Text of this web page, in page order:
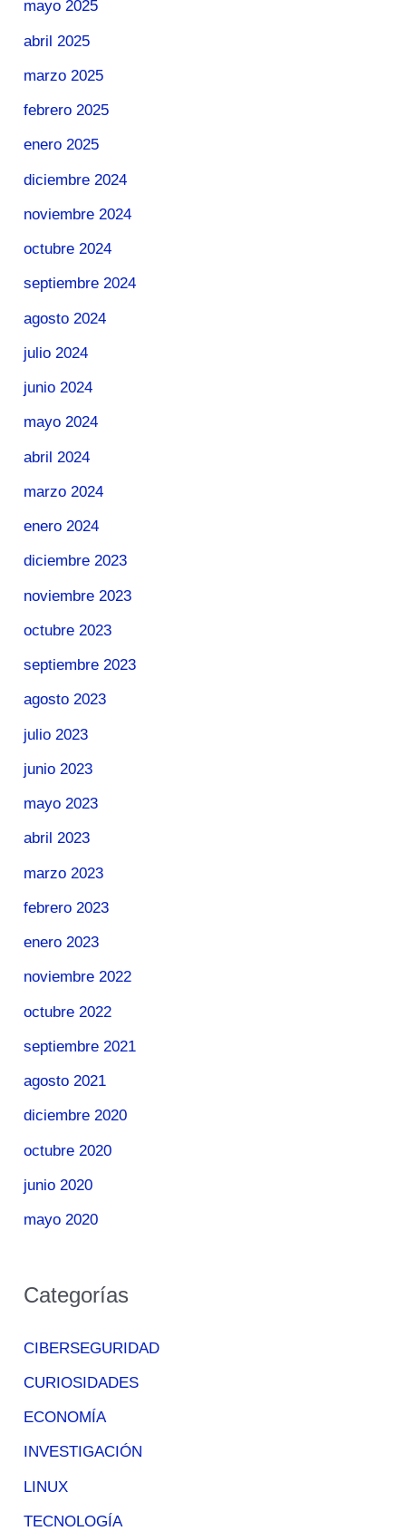
mayo 2025
abril 2025
marzo 2025
febrero 2025
enero 2025
diciembre 2024
noviembre 2024
octubre 2024
septiembre 2024
agosto 2024
julio 2024
junio 2024
mayo 2024
abril 2024
marzo 2024
enero 2024
diciembre 2023
noviembre 2023
octubre 2023
septiembre 2023
agosto 2023
julio 2023
junio 2023
mayo 2023
abril 2023
marzo 2023
febrero 2023
enero 2023
noviembre 2022
octubre 2022
septiembre 2021
agosto 2021
diciembre 2020
octubre 2020
junio 2020
mayo 2020
Categorías
CIBERSEGURIDAD
CURIOSIDADES
ECONOMÍA
INVESTIGACIÓN
LINUX
TECNOLOGÍA